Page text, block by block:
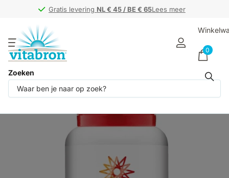
Gratis levering NL € 45 / BE € 65Lees meer
Gratis levering NL € 45 / BE € 65
Zoeken
0
Deel dit product